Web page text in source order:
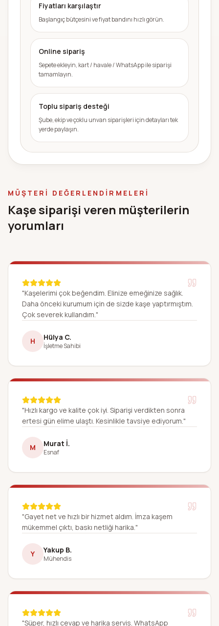
Fiyatları karşılaştır
Başlangıç bütçesini ve fiyat bandını hızlı görün.
Online sipariş
Sepete ekleyin, kart / havale / WhatsApp ile siparişi
tamamlayın.
Toplu sipariş desteği
Şube, ekip ve çoklu unvan siparişleri için detayları tek
yerde paylaşın.
MÜŞTERI DEĞERLENDIRMELERI
Kaşe siparişi veren müşterilerin
yorumları
"Kaşelerimi çok beğendim. Elinize emeğinize sağlık.
Daha önceki kurumum için de sizde kaşe yaptırmıştım.
Çok severek kullandım."
H Hülya C.
İşletme Sahibi
"Hızlı kargo ve kalite çok iyi. Siparişi verdikten sonra
ertesi gün elime ulaştı. Kesinlikle tavsiye ediyorum."
M Murat İ.
Esnaf
"Gayet net ve hızlı bir hizmet aldım. İmza kaşem
mükemmel çıktı, baskı netliği harika."
Y Yakup B.
Mühendis
"Süper, hızlı cevap ve harika servis. WhatsApp